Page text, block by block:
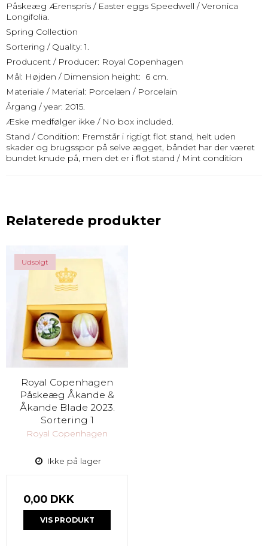
Påskeæg Ærenspris / Easter eggs Speedwell / Veronica
Longifolia.
Spring Collection
Sortering / Quality: 1.
Producent / Producer: Royal Copenhagen
Mål: Højden / Dimension height: 6 cm.
Materiale / Material: Porcelæn / Porcelain
Årgang / year: 2015.
Æske medfølger ikke / No box included.
Stand / Condition: Fremstår i rigtigt flot stand, helt uden
skader og brugsspor på selve ægget, båndet har der været
bundet knude på, men det er i flot stand / Mint condition
Relaterede produkter
Udsolgt
Royal Copenhagen
Påskeæg Åkande &
Åkande Blade 2023.
Sortering 1
Royal Copenhagen
Ikke på lager
0,00 DKK
VIS PRODUKT